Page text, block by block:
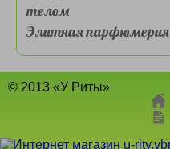
телом
Элитная парфюмерия
© 2013 «У Риты»